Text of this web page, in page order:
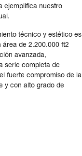
ejemplifica nuestro
técnico y estético es
de 2.200.000 ft2
avanzada,
serie completa de
fuerte compromiso de la
y con alto grado de